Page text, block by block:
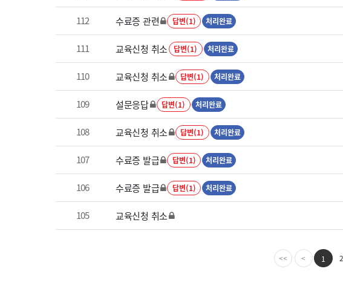
112 수료증 관련 답변(1) 처리완료
111 교육신청 취소 답변(1) 처리완료
110 교육신청 취소 답변(1) 처리완료
109 설문응답 답변(1) 처리완료
108 교육신청 취소 답변(1) 처리완료
107 수료증 발급 답변(1) 처리완료
106 수료증 발급 답변(1) 처리완료
105 교육신청 취소
<< < 1 2